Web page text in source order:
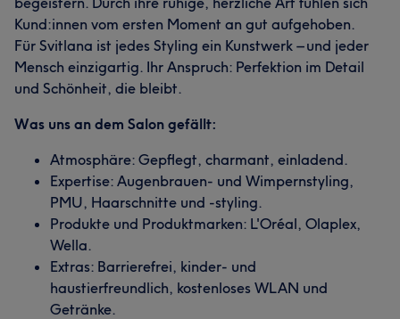
Kund:innen vom ersten Moment an gut aufgehoben.
Für Svitlana ist jedes Styling ein Kunstwerk – und jeder
Mensch einzigartig. Ihr Anspruch: Perfektion im Detail
und Schönheit, die bleibt.
Was uns an dem Salon gefällt:
Atmosphäre: Gepflegt, charmant, einladend.
Expertise: Augenbrauen- und Wimpernstyling,
PMU, Haarschnitte und -styling.
Produkte und Produktmarken: L'Oréal, Olaplex,
Wella.
Extras: Barrierefrei, kinder- und
haustierfreundlich, kostenloses WLAN und
Getränke.